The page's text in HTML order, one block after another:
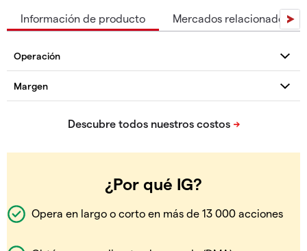
Información de producto Mercados relacionados
¿Por qué IG?
Opera en largo o corto en más de 13 000 acciones